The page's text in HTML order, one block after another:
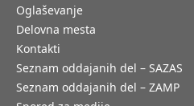
Oglaševanje
Delovna mesta
Kontakti
Seznam oddajanih del – SAZAS
Seznam oddajanih del – ZAMP